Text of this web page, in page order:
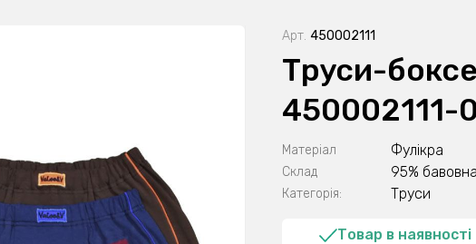
Арт. 450002111
Труси-
450002111-
Матеріал Фулікра
Склад 95%
Категорія: Труси
Товар в наявності